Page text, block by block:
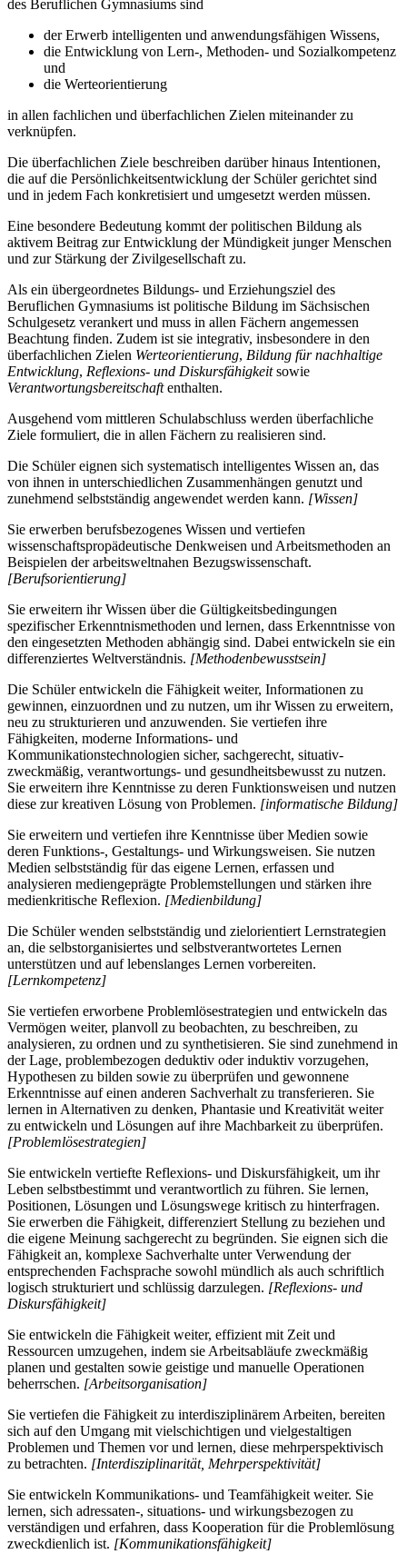
des Beruflichen Gymnasiums sind
der Erwerb intelligenten und anwendungsfähigen Wissens,
die Entwicklung von Lern-, Methoden- und Sozialkompetenz
und
die Werteorientierung
in allen fachlichen und überfachlichen Zielen miteinander zu
verknüpfen.
Die überfachlichen Ziele beschreiben darüber hinaus Intentionen,
die auf die Persönlichkeitsentwicklung der Schüler gerichtet sind
und in jedem Fach konkretisiert und umgesetzt werden müssen.
Eine besondere Bedeutung kommt der politischen Bildung als
aktivem Beitrag zur Entwicklung der Mündigkeit junger Menschen
und zur Stärkung der Zivilgesellschaft zu.
Als ein übergeordnetes Bildungs- und Erziehungsziel des
Beruflichen Gymnasiums ist politische Bildung im Sächsischen
Schulgesetz verankert und muss in allen Fächern angemessen
Beachtung finden. Zudem ist sie integrativ, insbesondere in den
überfachlichen Zielen Werteorientierung, Bildung für nachhaltige
Entwicklung, Reflexions- und Diskursfähigkeitsowie
Verantwortungsbereitschaftenthalten.
Ausgehend vom mittleren Schulabschluss werden überfachliche
Ziele formuliert, die in allen Fächern zu realisieren sind.
Die Schüler eignen sich systematisch intelligentes Wissen an, das
von ihnen in unterschiedlichen Zusammenhängen genutzt und
zunehmend selbstständig angewendet werden kann. [Wissen]
Sie erwerben berufsbezogenes Wissen und vertiefen
wissenschaftspropädeutische Denkweisen und Arbeitsmethoden an
Beispielen der arbeitsweltnahen Bezugswissenschaft.
[Berufsorientierung]
Sie erweitern ihr Wissen über die Gültigkeitsbedingungen
spezifischer Erkenntnismethoden und lernen, dass Erkenntnisse von
den eingesetzten Methoden abhängig sind. Dabei entwickeln sie ein
differenziertes Weltverständnis. [Methodenbewusstsein]
Die Schüler entwickeln die Fähigkeit weiter, Informationen zu
gewinnen, einzuordnen und zu nutzen, um ihr Wissen zu erweitern,
neu zu strukturieren und anzuwenden. Sie vertiefen ihre
Fähigkeiten, moderne Informations- und
Kommunikationstechnologien sicher, sachgerecht, situativ-
zweckmäßig, verantwortungs- und gesundheitsbewusst zu nutzen.
Sie erweitern ihre Kenntnisse zu deren Funktionsweisen und nutzen
diese zur kreativen Lösung von Problemen. [informatische Bildung]
Sie erweitern und vertiefen ihre Kenntnisse über Medien sowie
deren Funktions-, Gestaltungs- und Wirkungsweisen. Sie nutzen
Medien selbstständig für das eigene Lernen, erfassen und
analysieren mediengeprägte Problemstellungen und stärken ihre
medienkritische Reflexion. [Medienbildung]
Die Schüler wenden selbstständig und zielorientiert Lernstrategien
an, die selbstorganisiertes und selbstverantwortetes Lernen
unterstützen und auf lebenslanges Lernen vorbereiten.
[Lernkompetenz]
Sie vertiefen erworbene Problemlösestrategien und entwickeln das
Vermögen weiter, planvoll zu beobachten, zu beschreiben, zu
analysieren, zu ordnen und zu synthetisieren. Sie sind zunehmend in
der Lage, problembezogen deduktiv oder induktiv vorzugehen,
Hypothesen zu bilden sowie zu überprüfen und gewonnene
Erkenntnisse auf einen anderen Sachverhalt zu transferieren. Sie
lernen in Alternativen zu denken, Phantasie und Kreativität weiter
zu entwickeln und Lösungen auf ihre Machbarkeit zu überprüfen.
[Problemlösestrategien]
Sie entwickeln vertiefte Reflexions- und Diskursfähigkeit, um ihr
Leben selbstbestimmt und verantwortlich zu führen. Sie lernen,
Positionen, Lösungen und Lösungswege kritisch zu hinterfragen.
Sie erwerben die Fähigkeit, differenziert Stellung zu beziehen und
die eigene Meinung sachgerecht zu begründen. Sie eignen sich die
Fähigkeit an, komplexe Sachverhalte unter Verwendung der
entsprechenden Fachsprache sowohl mündlich als auch schriftlich
logisch strukturiert und schlüssig darzulegen. [Reflexions- und
Diskursfähigkeit]
Sie entwickeln die Fähigkeit weiter, effizient mit Zeit und
Ressourcen umzugehen, indem sie Arbeitsabläufe zweckmäßig
planen und gestalten sowie geistige und manuelle Operationen
beherrschen. [Arbeitsorganisation]
Sie vertiefen die Fähigkeit zu interdisziplinärem Arbeiten, bereiten
sich auf den Umgang mit vielschichtigen und vielgestaltigen
Problemen und Themen vor und lernen, diese mehrperspektivisch
zu betrachten. [Interdisziplinarität, Mehrperspektivität]
Sie entwickeln Kommunikations- und Teamfähigkeit weiter. Sie
lernen, sich adressaten-, situations- und wirkungsbezogen zu
verständigen und erfahren, dass Kooperation für die Problemlösung
zweckdienlich ist. [Kommunikationsfähigkeit]